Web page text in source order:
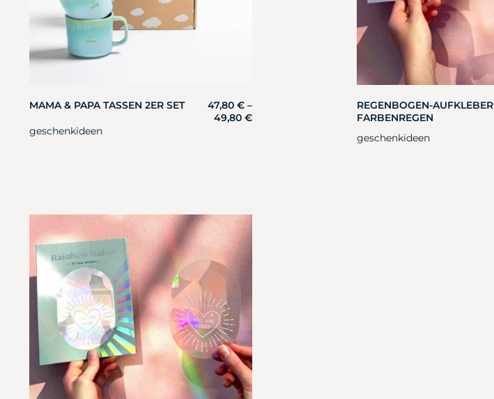
MAMA & PAPA TASSEN 2ER SET 47,80 € –
49,80 €
geschenkideen
REGENBOGEN-AUFKLEBER
FARBENREGEN
geschenkideen